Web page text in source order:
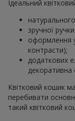
Ідеальний
зручної
оформлення у
контрасти);
додаткових
декоративна
Квітковий кошик
перебивати
такий квітковий